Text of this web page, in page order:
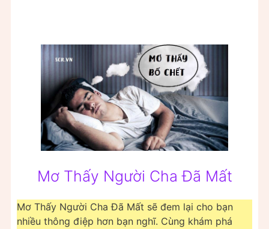
Mơ Thấy Người Cha Đã Mất
Mơ Thấy Người Cha Đã Mất sẽ đem lại cho bạn
nhiều thông điệp hơn bạn nghĩ. Cùng khám phá